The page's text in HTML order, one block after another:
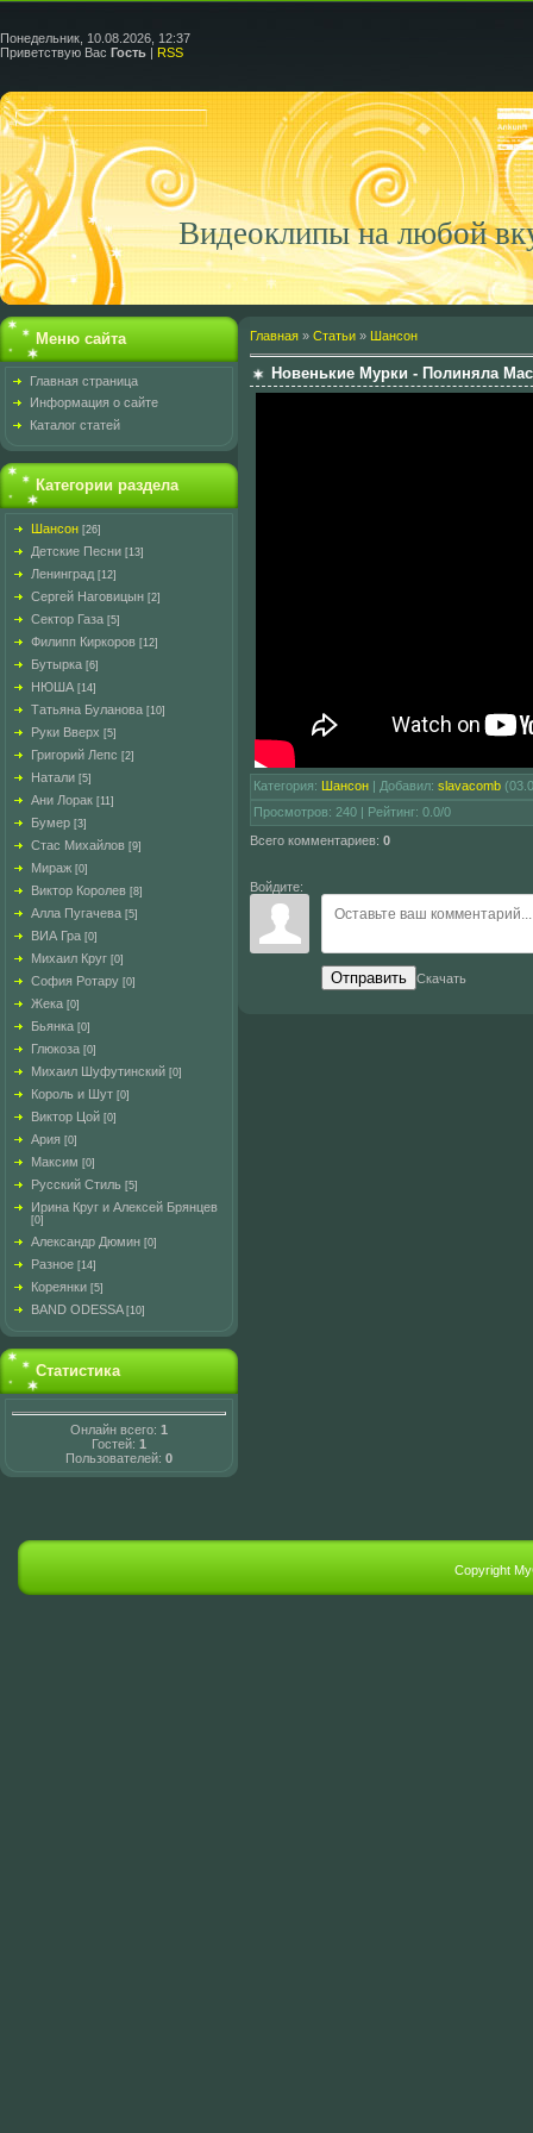
Понедельник, 10.08.2026, 12:37
Приветствую Вас Гость | RSS
Видеоклипы на любой
Меню сайта
Главная страница
Информация о сайте
Каталог статей
Категории раздела
Шансон [26]
Детские Песни [13]
Ленинград [12]
Сергей Наговицын [2]
Сектор Газа [5]
Филипп Киркоров [12]
Бутырка [6]
НЮША [14]
Татьяна Буланова [10]
Руки Вверх [5]
Григорий Лепс [2]
Натали [5]
Ани Лорак [11]
Бумер [3]
Стас Михайлов [9]
Мираж [0]
Виктор Королев [8]
Алла Пугачева [5]
ВИА Гра [0]
Михаил Круг [0]
София Ротару [0]
Жека [0]
Бьянка [0]
Глюкоза [0]
Михаил Шуфутинский [0]
Король и Шут [0]
Виктор Цой [0]
Ария [0]
Максим [0]
Русский Стиль [5]
Ирина Круг и Алексей Брянцев
[0]
Александр Дюмин [0]
Разное [14]
Кореянки [5]
BAND ODESSA [10]
Статистика
Онлайн всего: 1
Гостей: 1
Пользователей: 0
Главная » Статьи » Шансон
Новенькие Мурки - Полиняла
Категория: Шансон | Добавил: slavacomb
Просмотров: 240 | Рейтинг: 0.0/0
Всего комментариев: 0
Войдите:
Отправить Скачать
Copyright